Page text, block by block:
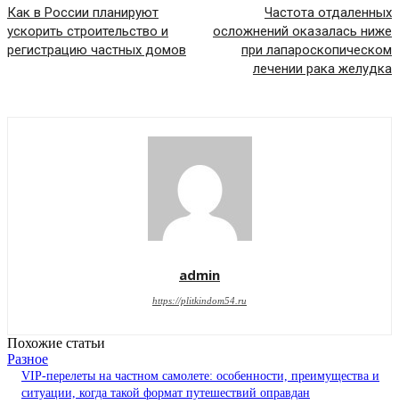
Как в России планируют
ускорить строительство и
регистрацию частных домов
Частота отдаленных
осложнений оказалась ниже
при лапароскопическом
лечении рака желудка
admin
https://plitkindom54.ru
Похожие статьи
Разное
VIP-перелеты на частном самолете: особенности, преимущества и
ситуации, когда такой формат путешествий оправдан